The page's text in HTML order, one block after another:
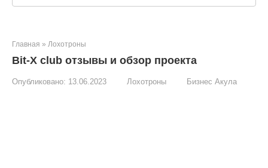
Главная » Лохотроны
Bit-X club отзывы и обзор проекта
Опубликовано: 13.06.2023 Лохотроны Бизнес Акула